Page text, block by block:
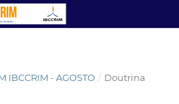
IBCCRIM - AGOSTO / Doutrina